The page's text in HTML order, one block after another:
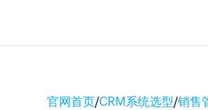
官网首页/CRM系统选型/销售